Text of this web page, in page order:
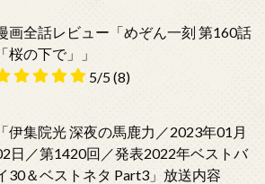
画全話レビュー「めぞん一刻 第160話
「桜の下で」」
5/5(8)
「伊集院光 深夜の馬鹿力／2023年01月
日／第1420回／発表2022年ベストバ
30＆ベストネタ Part3」放送内容